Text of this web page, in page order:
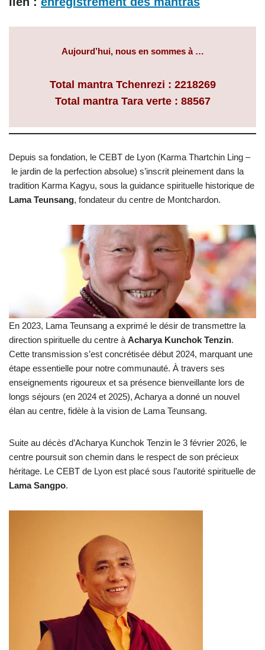
Aujourd’hui, nous en sommes à …
Total mantra Tchenrezi : 2218269
Total mantra Tara verte : 88567
Depuis sa fondation, le CEBT de Lyon (Karma Thartchin Ling –
le jardin de la perfection absolue) s’inscrit pleinement dans la
tradition Karma Kagyu, sous la guidance spirituelle historique de
Lama Teunsang, fondateur du centre de Montchardon.
En 2023, Lama Teunsang a exprimé le désir de transmettre la
direction spirituelle du centre à Acharya Kunchok Tenzin.
Cette transmission s’est concrétisée début 2024, marquant une
étape essentielle pour notre communauté. À travers ses
enseignements rigoureux et sa présence bienveillante lors de
longs séjours (en 2024 et 2025), Acharya a donné un nouvel
élan au centre, fidèle à la vision de Lama Teunsang.
Suite au décès d’Acharya Kunchok Tenzin le 3 février 2026, le
centre poursuit son chemin dans le respect de son précieux
héritage. Le CEBT de Lyon est placé sous l’autorité spirituelle de
Lama Sangpo.